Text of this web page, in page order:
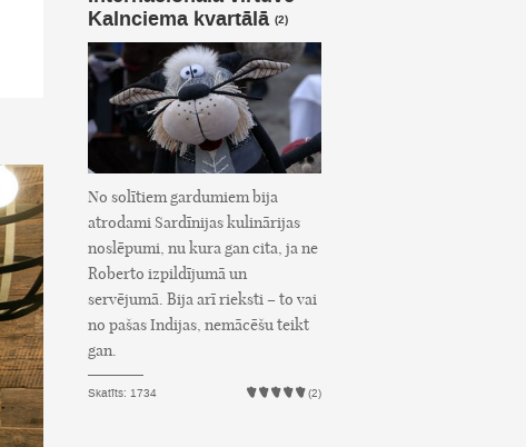
Kalnciema kvartālā (2)
No solītiem gardumiem bija
atrodami Sardīnijas kulinārijas
noslēpumi, nu kura gan cita, ja ne
Roberto izpildījumā un
servējumā. Bija arī rieksti – to vai
no pašas Indijas, nemācēšu teikt
gan.
Skatīts: 1734 (2)